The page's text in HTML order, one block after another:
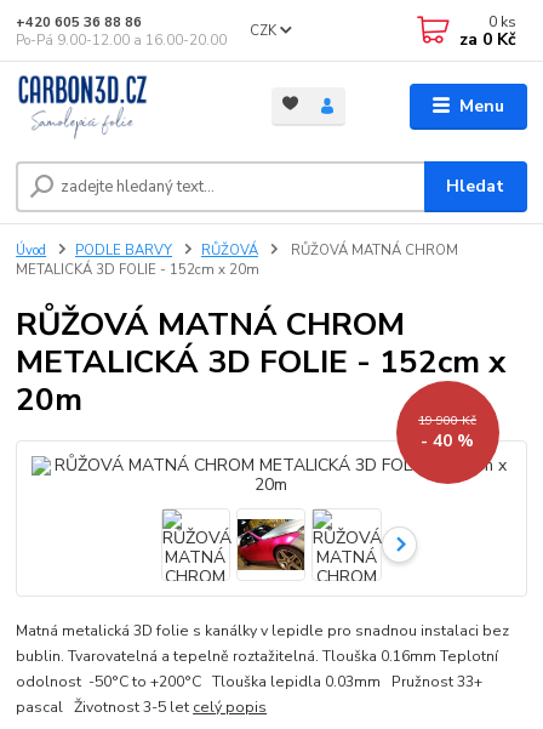
Menu
CZK
Hledat
+420 605 36 88 86
Po-Pá 9.00-12.00 a 16.00-20.00
0 ks
za 0 Kč
Úvod PODLE BARVY RŮŽOVÁ
RŮŽOVÁ MATNÁ CHROM
METALICKÁ 3D FOLIE - 152cm x 20m
RŮŽOVÁ MATNÁ CHROM
METALICKÁ 3D FOLIE - 152cm x
20m
19 900 Kč
- 40 %
Matná metalická 3D folie s kanálky v lepidle pro snadnou instalaci bez
bublin. Tvarovatelná a tepelně roztažitelná. Tlouška 0.16mm Teplotní
odolnost -50°C to +200°C Tlouška lepidla 0.03mm Pružnost 33+
pascal Životnost 3-5 let celý popis